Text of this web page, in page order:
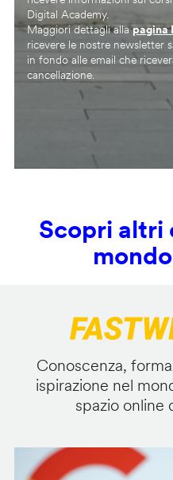
Digital Academy.
Maggiori dettagli allapagina
ricevere le nostre newsletter
in fondo alle email che
cancellazione.
Scopri altri
Conoscenza,
ispirazione nel
spazio online